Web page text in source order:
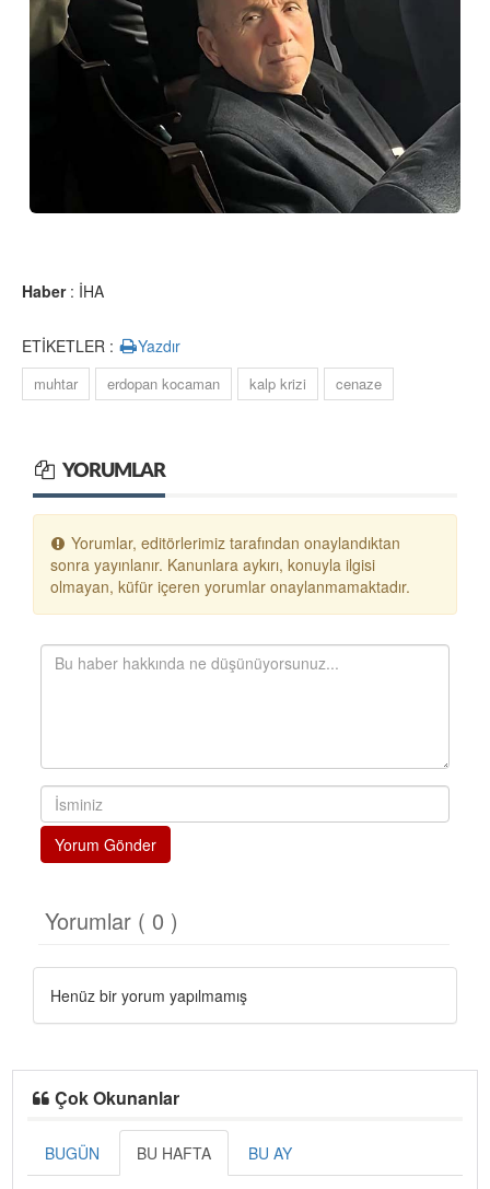
Haber: İHA
ETİKETLER : Yazdır
muhtar erdopan kocaman kalp krizi cenaze
YORUMLAR
Yorumlar, editörlerimiz tarafından onaylandıktan
sonra yayınlanır. Kanunlara aykırı, konuyla ilgisi
olmayan, küfür içeren yorumlar onaylanmamaktadır.
Yorum Gönder
Yorumlar ( 0 )
Henüz bir yorum yapılmamış
Çok Okunanlar
BUGÜN BU HAFTA BU AY